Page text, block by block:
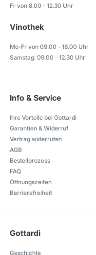
Fr von 8.00 - 12.30 Uhr
Vinothek
Mo-Fr von 09.00 - 18.00 Uhr
Samstag: 09.00 - 12.30 Uhr
Info & Service
Ihre Vorteile bei Gottardi
Garantien & Widerruf
Vertrag widerrufen
AGB
Bestellprozess
FAQ
Öffnungszeiten
Barrierefreiheit
Gottardi
Geschichte